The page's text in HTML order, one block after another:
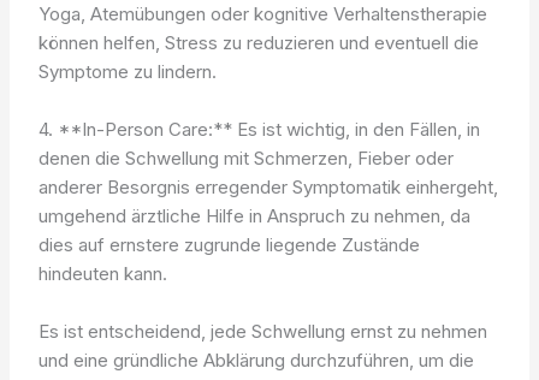
Yoga, Atemübungen oder kognitive Verhaltenstherapie
können helfen, Stress zu reduzieren und eventuell die
Symptome zu lindern.
4. **In-Person Care:** Es ist wichtig, in den Fällen, in
denen die Schwellung mit Schmerzen, Fieber oder
anderer Besorgnis erregender Symptomatik einhergeht,
umgehend ärztliche Hilfe in Anspruch zu nehmen, da
dies auf ernstere zugrunde liegende Zustände
hindeuten kann.
Es ist entscheidend, jede Schwellung ernst zu nehmen
und eine gründliche Abklärung durchzuführen, um die